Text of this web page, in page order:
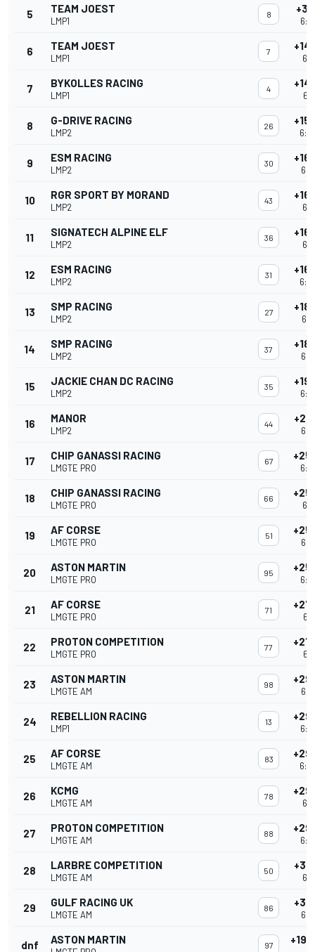
5 TEAM JOEST
LMP1
8 +3
6 TEAM JOEST
LMP1
7 +14
7 BYKOLLES RACING
LMP1
4 +14
8 G-DRIVE RACING
LMP2
26 +15
9 ESM RACING
LMP2
30 +16
10 RGR SPORT BY MORAND
LMP2
43 +16
11 SIGNATECH ALPINE ELF
LMP2
36 +16
12 ESM RACING
LMP2
31 +16
13 SMP RACING
LMP2
27 +18
14 SMP RACING
LMP2
37 +18
15 JACKIE CHAN DC RACING
LMP2
35 +19
16 MANOR
LMP2
44 +21
17 CHIP GANASSI RACING
LMGTE PRO
67 +25
18 CHIP GANASSI RACING
LMGTE PRO
66 +25
19 AF CORSE
LMGTE PRO
51 +25
20 ASTON MARTIN
LMGTE PRO
95 +25
21 AF CORSE
LMGTE PRO
71 +27
22 PROTON COMPETITION
LMGTE PRO
77 +27
23 ASTON MARTIN
LMGTE AM
98 +29
24 REBELLION RACING
LMP1
13 +29
25 AF CORSE
LMGTE AM
83 +29
26 KCMG
LMGTE AM
78 +29
27 PROTON COMPETITION
LMGTE AM
88 +29
28 LARBRE COMPETITION
LMGTE AM
50 +31
29 GULF RACING UK
LMGTE AM
86 +31
dnf ASTON MARTIN 97